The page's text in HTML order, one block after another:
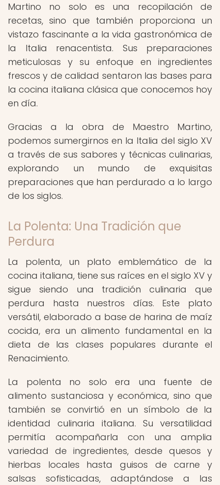
Martino no solo es una recopilación de
recetas, sino que también proporciona un
vistazo fascinante a la vida gastronómica de
la Italia renacentista. Sus preparaciones
meticulosas y su enfoque en ingredientes
frescos y de calidad sentaron las bases para
la cocina italiana clásica que conocemos hoy
en día.
Gracias a la obra de Maestro Martino,
podemos sumergirnos en la Italia del siglo XV
a través de sus sabores y técnicas culinarias,
explorando un mundo de exquisitas
preparaciones que han perdurado a lo largo
de los siglos.
La Polenta: Una Tradición que
Perdura
La polenta, un plato emblemático de la
cocina italiana, tiene sus raíces en el siglo XV y
sigue siendo una tradición culinaria que
perdura hasta nuestros días. Este plato
versátil, elaborado a base de harina de maíz
cocida, era un alimento fundamental en la
dieta de las clases populares durante el
Renacimiento.
La polenta no solo era una fuente de
alimento sustanciosa y económica, sino que
también se convirtió en un símbolo de la
identidad culinaria italiana. Su versatilidad
permitía acompañarla con una amplia
variedad de ingredientes, desde quesos y
hierbas locales hasta guisos de carne y
salsas sofisticadas, adaptándose a las